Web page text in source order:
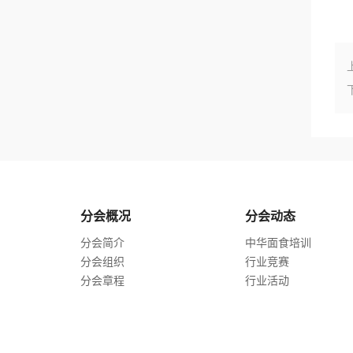
分会概况
分会简介
分会组织
分会章程
分会动态
中华面食培训
行业竞赛
行业活动